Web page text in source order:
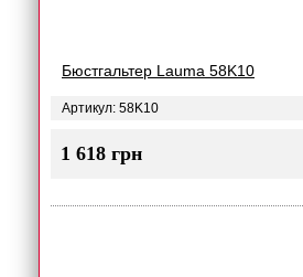
Бюстгальтер Lauma 58K10
Артикул: 58K10
1 618 грн